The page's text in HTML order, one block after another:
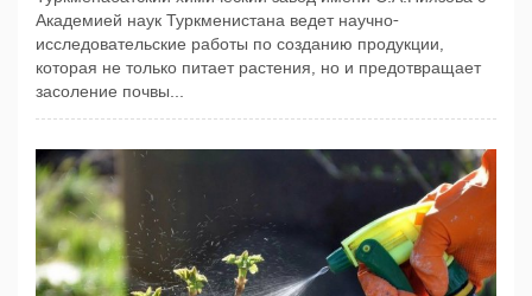
Академией наук Туркменистана ведет научно-
исследовательские работы по созданию продукции,
которая не только питает растения, но и предотвращает
засоление почвы...